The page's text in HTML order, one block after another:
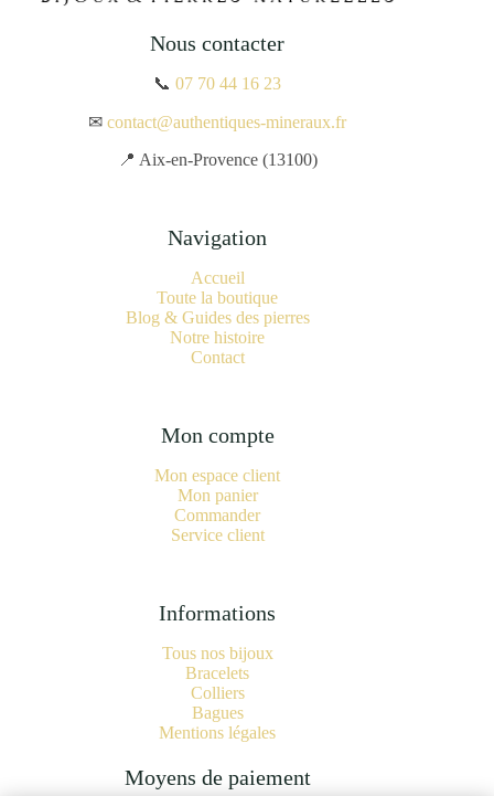
Nous contacter
📞07 70 44 16 23
✉contact@authentiques-mineraux.fr
📍 Aix-en-Provence (13100)
Navigation
Accueil
Toute la boutique
Blog & Guides des pierres
Notre histoire
Contact
Mon compte
Mon espace client
Mon panier
Commander
Service client
Informations
Tous nos bijoux
Bracelets
Colliers
Bagues
Mentions légales
Moyens de paiement